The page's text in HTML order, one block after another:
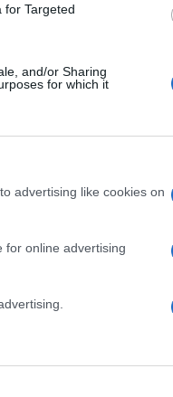
for Targeted
and/or Sharing
for which it
advertising like cookies on
for online advertising